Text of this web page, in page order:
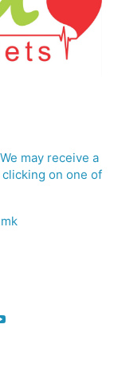
may receive a
on one of